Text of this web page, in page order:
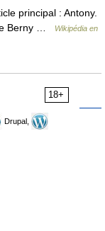
principal : Antony.
Berny …
Wikipédia en
18+
Drupal,